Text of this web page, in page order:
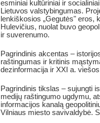
esminiai kultūriniai ir
Lietuvos valstybingumas.
lenkiškosios „Gegutės" eros,
Hulevičius, nuolat buvo
ir suverenumo.
Pagrindinis akcentas –
raštingumas ir kritinis
dezinformacija ir XXI a.
Pagrindinis tikslas – sujungti
medijų raštingumo ugdymu,
informacijos kanalą
Vilniaus miesto savivaldybė.